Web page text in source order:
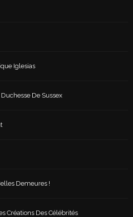
Iglesias
De Sussex
Demeures !
Créations Des Célébrités